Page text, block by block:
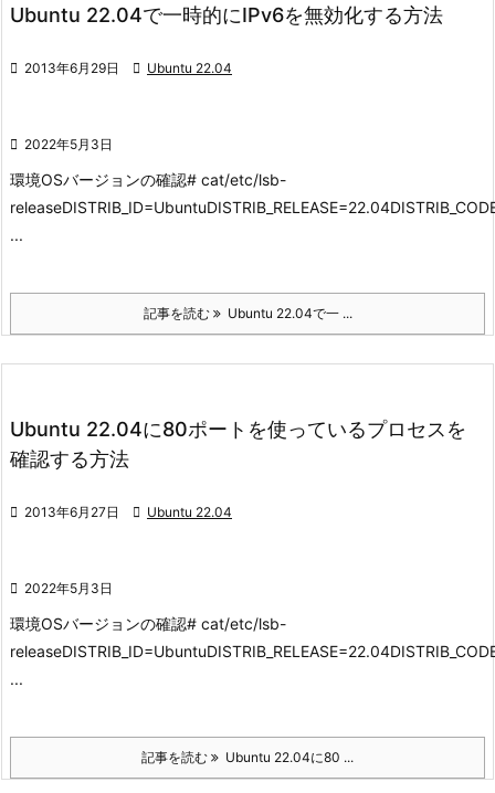
Ubuntu 22.04で一時的にIPv6を無効化する方法
 2013年6月29日  Ubuntu 22.04
 2022年5月3日
環境OSバージョンの確認# cat/etc/lsb-
...
記事を読む Ubuntu 22.04で一 ...
Ubuntu 22.04に80ポートを使っているプロセスを
確認する方法
 2013年6月27日  Ubuntu 22.04
 2022年5月3日
環境OSバージョンの確認# cat/etc/lsb-
...
記事を読む Ubuntu 22.04に80 ...